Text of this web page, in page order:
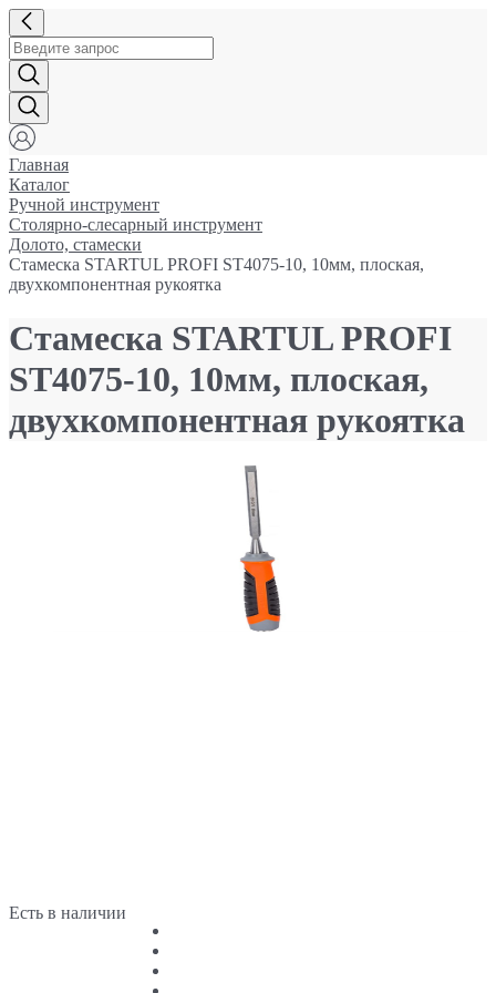
Главная
Каталог
Ручной инструмент
Столярно-слесарный инструмент
Долото, стамески
Стамеска STARTUL PROFI ST4075-10, 10мм, плоская,
двухкомпонентная рукоятка
Стамеска STARTUL PROFI
ST4075-10, 10мм, плоская,
двухкомпонентная рукоятка
Есть в наличии